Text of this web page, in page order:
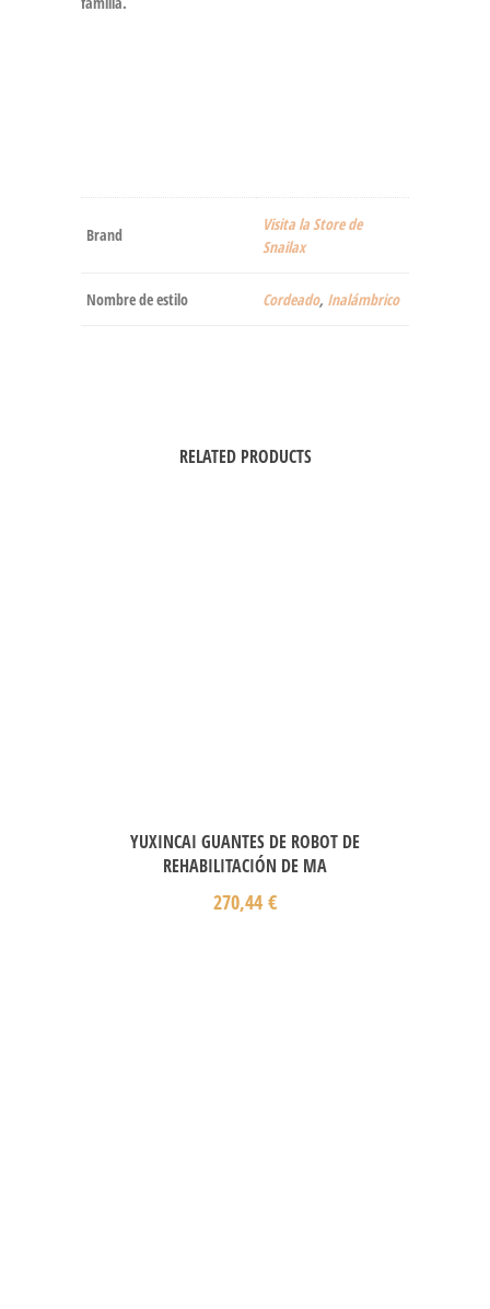
Brand
Visita la Store de
Snailax
Nombre de estilo Cordeado, Inalámbrico
RELATED PRODUCTS
YUXINCAI GUANTES DE ROBOT DE
REHABILITACIÓN DE MA
270,44 €